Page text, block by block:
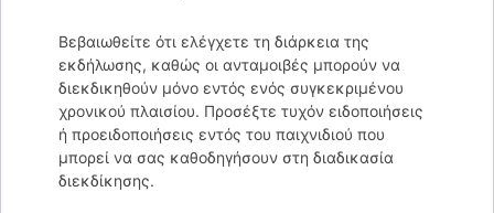
Βεβαιωθείτε ότι ελέγχετε τη διάρκεια της
εκδήλωσης, καθώς οι ανταμοιβές μπορούν να
διεκδικηθούν μόνο εντός ενός συγκεκριμένου
χρονικού πλαισίου. Προσέξτε τυχόν ειδοποιήσεις
ή προειδοποιήσεις εντός του παιχνιδιού που
μπορεί να σας καθοδηγήσουν στη διαδικασία
διεκδίκησης.